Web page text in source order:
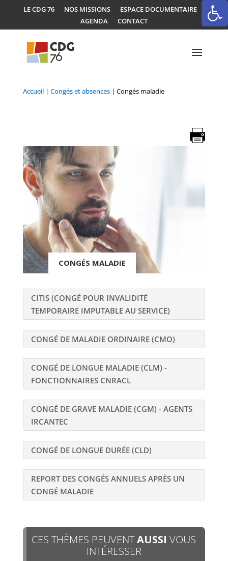
LE CDG 76 NOS MISSIONS
ESPACE DOCUMENTAIRE
AGENDA
CONTACT
Accueil| Congés et absences| Congés maladie
CONGÉS MALADIE
CITIS (CONGÉ POUR INVALIDITÉ
TEMPORAIRE IMPUTABLE AU SERVICE)
CONGÉ DE MALADIE ORDINAIRE (CMO)
CONGÉ DE LONGUE MALADIE (CLM) -
FONCTIONNAIRES CNRACL
CONGÉ DE GRAVE MALADIE (CGM) - AGENTS
IRCANTEC
CONGÉ DE LONGUE DURÉE (CLD)
REPORT DES CONGÉS ANNUELS APRÈS UN
CONGÉ MALADIE
CES THÈMES PEUVENTAUSSI VOUS
INTÉRESSER